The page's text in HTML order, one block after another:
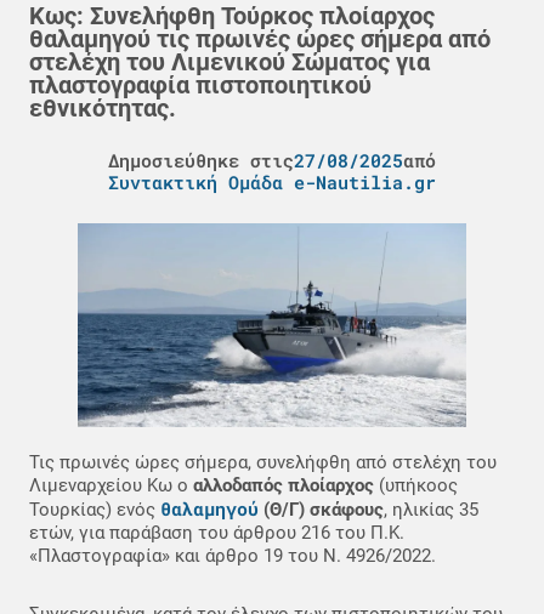
Κως: Συνελήφθη Τούρκος πλοίαρχος
θαλαμηγού τις πρωινές ώρες σήμερα από
στελέχη του Λιμενικού Σώματος για
πλαστογραφία πιστοποιητικού
εθνικότητας.
Δημοσιεύθηκε στις27/08/2025από
Συντακτική Ομάδα e-Nautilia.gr
Τις πρωινές ώρες σήμερα, συνελήφθη από στελέχη του
Λιμεναρχείου Κω ο αλλοδαπός πλοίαρχος (υπήκοος
Τουρκίας) ενός θαλαμηγού (Θ/Γ) σκάφους, ηλικίας 35
ετών, για παράβαση του άρθρου 216 του Π.Κ.
«Πλαστογραφία» και άρθρο 19 του Ν. 4926/2022.